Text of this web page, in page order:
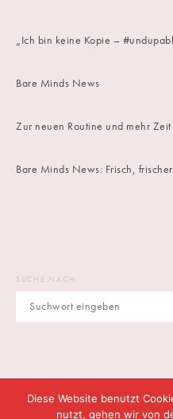
„Ich bin keine Kopie –
Bare Minds News
Zur neuen Routine und mehr
Bare Minds News: Frisch,
SUCHE NACH:
DATENSCHUTZ
Diese Website benutzt
nutzt, gehen wir von